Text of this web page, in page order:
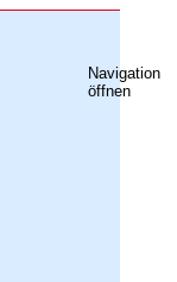
Navigation
öffnen